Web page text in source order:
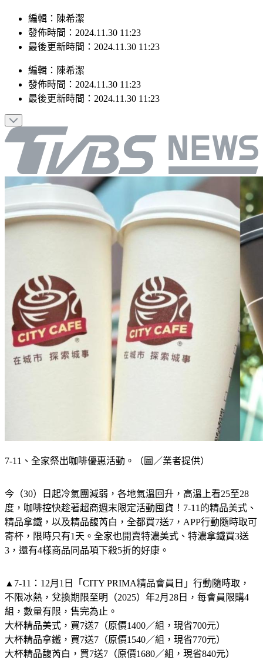
發佈時間：2024.11.30 11:23
最後更新時間：2024.11.30 11:23
發佈時間：2024.11.30 11:23
最後更新時間：2024.11.30 11:23
度，咖啡控快趁著超商週末限定活動囤貨！7-11的精品美式、
精品拿鐵，以及精品馥芮白，全都買7送7，APP行動隨時取可
寄杯，限時只有1天。全家也開賣特濃美式、特濃拿鐵買3送
3，還有4樣商品同品項下殺5折的好康。
不限冰熱，兌換期限至明（2025）年2月28日，每會員限購4
組，數量有限，售完為止。
大杯精品美式，買7送7（原價1400／組，現省700元）
大杯精品拿鐵，買7送7（原價1540／組，現省770元）
大杯精品馥芮白，買7送7（原價1680／組，現省840元）